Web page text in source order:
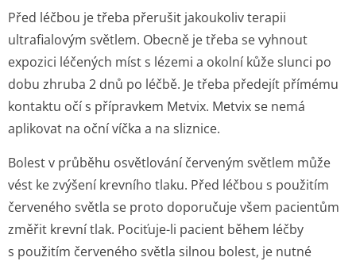
Před léčbou je třeba přerušit jakoukoliv terapii
ultrafialovým světlem. Obecně je třeba se vyhnout
expozici léčených míst s lézemi a okolní kůže slunci po
dobu zhruba 2 dnů po léčbě. Je třeba předejít přímému
kontaktu očí s přípravkem Metvix. Metvix se nemá
aplikovat na oční víčka a na sliznice.
Bolest v průběhu osvětlování červeným světlem může
vést ke zvýšení krevního tlaku. Před léčbou s použitím
červeného světla se proto doporučuje všem pacientům
změřit krevní tlak. Pociťuje-li pacient během léčby
s použitím červeného světla silnou bolest, je nutné